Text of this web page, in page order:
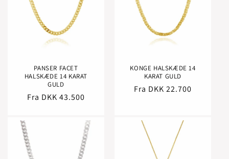
PANSER FACET
HALSKÆDE 14 KARAT
GULD
Normalpris
Fra DKK 43.500
KONGE HALSKÆDE 14
KARAT GULD
Normalpris
Fra DKK 22.700